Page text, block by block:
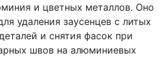
и цветных металлов. Оно
удаления заусенцев с литых
и снятия фасок при
швов на алюминиевых